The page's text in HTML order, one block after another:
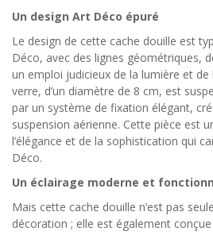
Un design Art Déco épuré
Le design de cette cache douille est
Déco, avec des lignes géométriques,
un emploi judicieux de la lumière et de
verre, d’un diamètre de 8 cm, est
par un système de fixation élégant,
suspension aérienne. Cette pièce est
l’élégance et de la sophistication qui
Déco.
Un éclairage moderne et
Mais cette cache douille n’est pas
décoration ; elle est également